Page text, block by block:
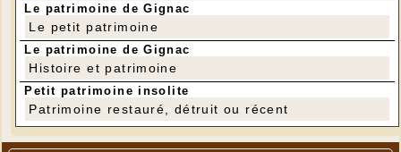
Le patrimoine de Gignac
Le petit patrimoine
Le patrimoine de Gignac
Histoire et patrimoine
Petit patrimoine insolite
Patrimoine restauré, détruit ou récent